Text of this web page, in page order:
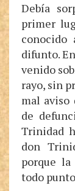
Debía
primer
conocido
difunto.
venido
rayo, sin
mal aviso
de
Trinidad
don
porque
todo